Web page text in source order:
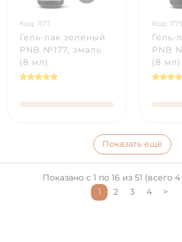
Код: 1177
Гель-лак зеленый
PNB №177, эмаль
(8 мл)
Код: 1179
Гель-
PNB
(8 мл)
Показать ещё
Показано с 1 по 16 из 51 (всего
1
2 3 4 >